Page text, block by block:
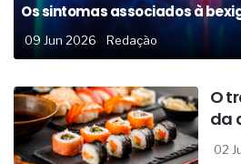
Os sintomas associados à
09 Jun 2026 Redação
O
da
02